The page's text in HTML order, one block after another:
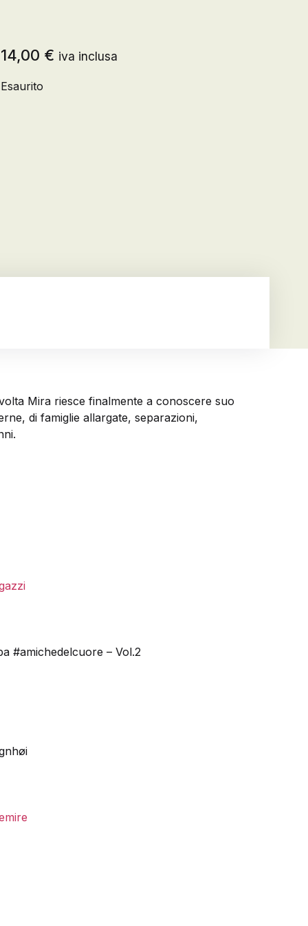
14,00 € iva inclusa
Esaurito
Mira riesce finalmente a conoscere suo
di famiglie allargate, separazioni,
#amichedelcuore – Vol.2